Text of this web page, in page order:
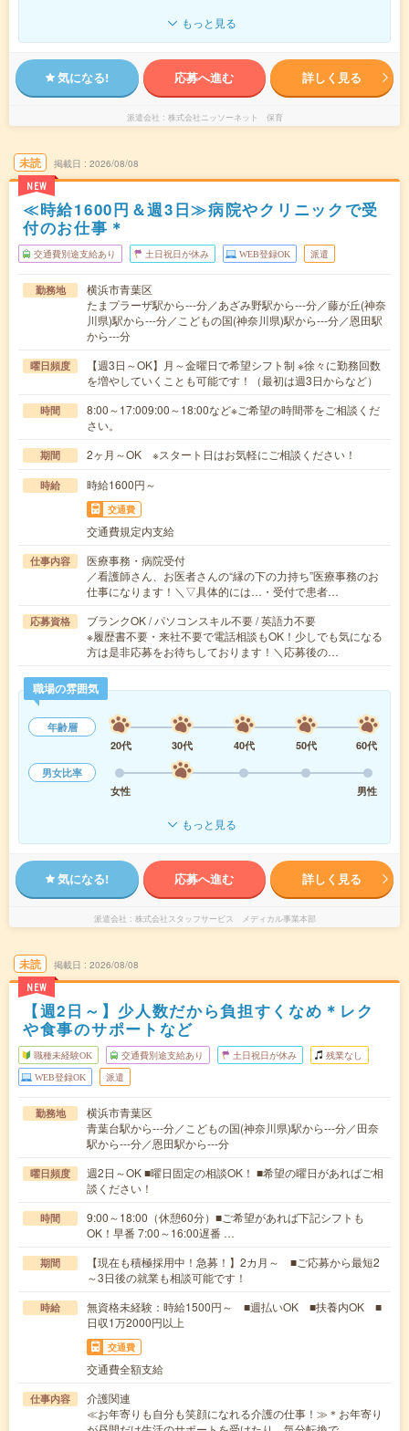
もっと見る
気になる! 応募へ進む 詳しく見る
派遣会社 株式会社ニッソーネット 保育
未読
NEW
掲載日 2026/08/08
≪時給1600円＆週3日≫病院やクリニックで受
付のお仕事＊
交通費別途支給あり 土日祝日が休み WEB登録OK 派遣
勤務地
横浜市青葉区
たまプラーザ駅から---分／あざみ野駅から---分／藤が丘(神奈
川県)駅から---分／こどもの国(神奈川県)駅から---分／恩田駅
から---分
曜日頻度
【週3日～OK】月～金曜日で希望シフト制 ※徐々に勤務回数
を増やしていくことも可能です！（最初は週3日からなど）
時間
8:00～17:009:00～18:00など※ご希望の時間帯をご相談くだ
さい。
期間 2ヶ月～OK ※スタート日はお気軽にご相談ください！
時給 時給1600円～
交通費
交通費規定内支給
仕事内容
医療事務・病院受付
／看護師さん、お医者さんの“縁の下の力持ち”医療事務のお
仕事になります！＼▽具体的には…・受付で患者…
応募資格
ブランクOK / パソコンスキル不要 / 英語力不要
※履歴書不要・来社不要で電話相談もOK！少しでも気になる
方は是非応募をお待ちしております！＼応募後の…
職場の雰囲気
年齢層
20代
30代 40代 50代
60代
男女比率
女性
男性
もっと見る
気になる! 応募へ進む 詳しく見る
派遣会社 株式会社スタッフサービス メディカル事業本部
未読
NEW
掲載日 2026/08/08
【週2日～】少人数だから負担すくなめ＊レク
や食事のサポートなど
職種未経験OK 交通費別途支給あり 土日祝日が休み 残業なし
WEB登録OK 派遣
勤務地
横浜市青葉区
青葉台駅から---分／こどもの国(神奈川県)駅から---分／田奈
駅から---分／恩田駅から---分
曜日頻度
週2日～OK ■曜日固定の相談OK！ ■希望の曜日があればご相
談ください！
時間
9:00～18:00（休憩60分）■ご希望があれば下記シフトも
OK！早番 7:00～16:00遅番 …
期間
【現在も積極採用中！急募！】2カ月～ ■ご応募から最短2
～3日後の就業も相談可能です！
時給
無資格未経験：時給1500円～ ■週払いOK ■扶養内OK ■
日収1万2000円以上
交通費
交通費全額支給
仕事内容
介護関連
≪お年寄りも自分も笑顔になれる介護の仕事！≫＊お年寄り